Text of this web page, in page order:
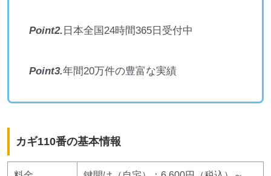
Point2. 日本全国24時間365日受付中
Point3.年間20万件の豊富な実績
カギ110番の基本情報